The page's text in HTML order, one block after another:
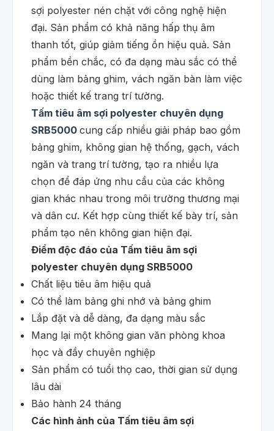
sợi polyester nén chặt với công nghệ hiện
đại. Sản phẩm có khả năng hấp thụ âm
thanh tốt, giúp giảm tiếng ồn hiệu quả. Sản
phẩm bền chắc, có đa dạng màu sắc có thể
dùng làm bảng ghim, vách ngăn bàn làm việc
hoặc thiết kế trang trí tường.
Tấm tiêu âm sợi polyester chuyên dụng
SRB5000 cung cấp nhiều giải pháp bao gồm
bảng ghim, không gian hệ thống, gạch, vách
ngăn và trang trí tường, tạo ra nhiều lựa
chọn để đáp ứng nhu cầu của các không
gian khác nhau trong môi trường thương mại
và dân cư. Kết hợp cùng thiết kế bày trí, sản
phẩm tạo nên không gian hiện đại.
Điểm độc đáo của Tấm tiêu âm sợi
polyester chuyên dụng SRB5000
Chất liệu tiêu âm hiệu quả
Có thể làm bảng ghi nhớ và bảng ghim
Lắp đặt và dễ dàng, đa dạng màu sắc
Mang lại một không gian văn phòng khoa
học và đầy chuyên nghiệp
Sản phẩm có tuổi thọ cao, thời gian sử dụng
lâu dài
Bảo hành 24 tháng
Các hình ảnh của Tấm tiêu âm sợi